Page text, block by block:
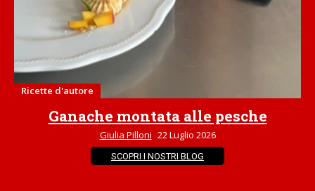
Ricette d'autore
Ganache montata alle pesche
Giulia Pilloni 22 Luglio 2026
SCOPRI I NOSTRI BLOG